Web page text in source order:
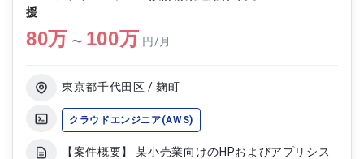
よび設定作業を実施いただきます ・AVAYAから
Genesys Cloudへのリプレイス対応をご担当いただ
いただきます ・設計～リリースまで一貫した工程
援
80万 〜 100万 円/月
東京都千代田区 / 麹町
クラウドエンジニア(AWS)
【案件概要】 某小売業向けのHPおよびアプリシス